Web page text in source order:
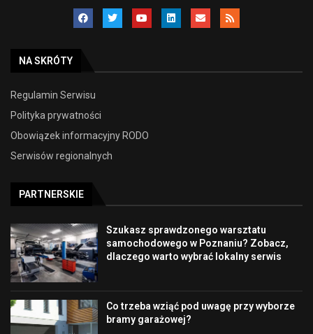
NA SKRÓTY
Regulamin Serwisu
Polityka prywatności
Obowiązek informacyjny RODO
Serwisów regionalnych
PARTNERSKIE
Szukasz sprawdzonego warsztatu
samochodowego w Poznaniu? Zobacz,
dlaczego warto wybrać lokalny serwis
Co trzeba wziąć pod uwagę przy wyborze
bramy garażowej?